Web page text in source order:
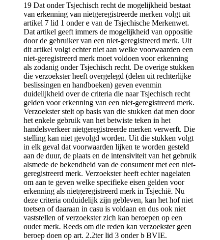
19 Dat onder Tsjechisch recht de mogelijkheid bestaat
van erkenning van nietgeregistreerde merken volgt uit
artikel 7 lid 1 onder e van de Tsjechische Merkenwet.
Dat artikel geeft immers de mogelijkheid van oppositie
door de gebruiker van een niet-geregistreerd merk. Uit
dit artikel volgt echter niet aan welke voorwaarden een
niet-geregistreerd merk moet voldoen voor erkenning
als zodanig onder Tsjechisch recht. De overige stukken
die verzoekster heeft overgelegd (delen uit rechterlijke
beslissingen en handboeken) geven evenmin
duidelijkheid over de criteria die naar Tsjechisch recht
gelden voor erkenning van een niet-geregistreerd merk.
Verzoekster stelt op basis van die stukken dat men door
het enkele gebruik van het betwiste teken in het
handelsverkeer nietgeregistreerde merken verwerft. Die
stelling kan niet gevolgd worden. Uit die stukken volgt
in elk geval dat voorwaarden lijken te worden gesteld
aan de duur, de plaats en de intensiviteit van het gebruik
alsmede de bekendheid van de consument met een niet-
geregistreerd merk. Verzoekster heeft echter nagelaten
om aan te geven welke specifieke eisen gelden voor
erkenning als nietgeregistreerd merk in Tsjechië. Nu
deze criteria onduidelijk zijn gebleven, kan het hof niet
toetsen of daaraan in casu is voldaan en dus ook niet
vaststellen of verzoekster zich kan beroepen op een
ouder merk. Reeds om die reden kan verzoekster geen
beroep doen op art. 2.2ter lid 3 onder b BVIE.